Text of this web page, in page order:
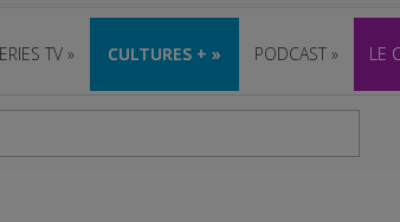
TV » CULTURES + » PODCAST » LE